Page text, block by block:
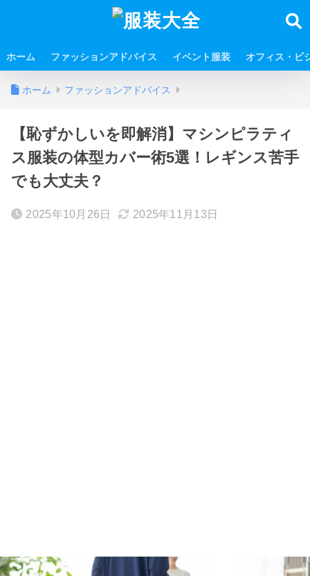
ホーム ファッションアドバイス イベント服装 オフィス・ビ
ホーム ファッションアドバイス
【恥ずかしいを即解消】マシンピラティ
ス服装の体型カバー術5選！レギンス苦手
でも大丈夫？
2025年10月26日 2025年11月13日